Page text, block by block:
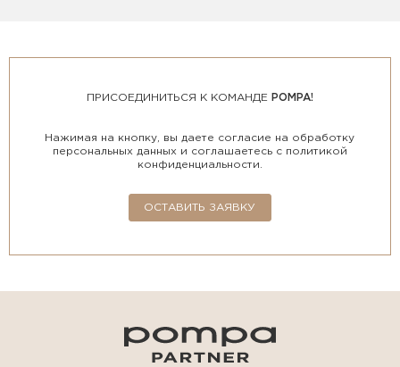
ПРИСОЕДИНИТЬСЯ К КОМАНДЕ POMPA!
Нажимая на кнопку, вы даете согласие на обработку
персональных данных и соглашаетесь с политикой
конфиденциальности.
ОСТАВИТЬ ЗАЯВКУ